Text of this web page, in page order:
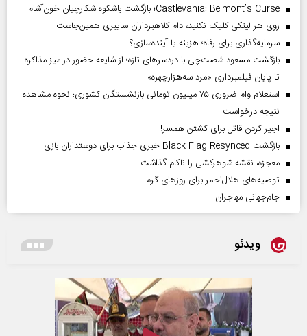
Castlevania: Belmont’s Curse؛ بازگشت باشکوه شکارچیان خون‌آشام
روی هر لینکی کلیک نکنید، دام کلاهبرداران سایبری همین‌جاست
سرمایه‌گذاری برای رفاه؛ هزینه یا آینده‌سازی؟
بازگشت مسعود شصت‌چی با دردسر‌های تازه؛ از شایعه حضور در میز مذاکره
تا پایان فیلمبرداری «مرد سه‌هزارچهره»
استعلام وام ضروری ۷۵ میلیون تومانی بازنشستگان کشوری؛ نحوه مشاهده
نتیجه درخواست
اجیر کردن قاتل برای کشتن همسر!
بازگشت Black Flag Resynced خبری جذاب برای دوستداران بازی
معجزه، نقشه شوهرکشی را ناکام گذاشت
توصیه‌های هلال‌احمر برای روز‌های گرم
جام‌جهانی مهاجران
ویدئو